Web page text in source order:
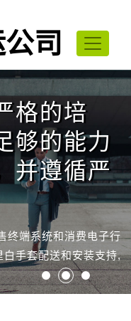
司
送到印度
目交付以及所有展示设
易腐烂和时间敏感型样
展示设备还是必须于
品，在全球范围内为您
停地工作，只为满足您
，从货车卸货、送货上
格的培
够的能力
并遵循严
终端系统和消费电子行
白手套配送和安装支持,
关法律和
时间和金
海运运输
地。
合作关系，因此我们有
装箱运输提供灵活的
箱分拨服务，优化您的